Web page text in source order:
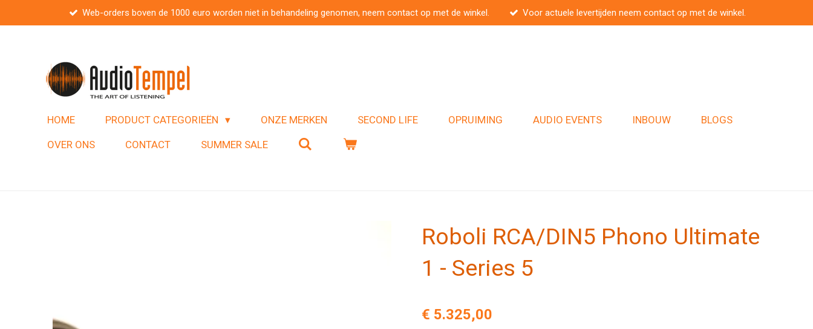
hoofdinhoud
Web-orders boven de 1000 euro worden niet in behandeling genomen, neem contact op met de winkel. Voor actuele levertijden neem contact op met de winkel.
HOME PRODUCT CATEGORIEËN ONZE MERKEN SECOND LIFE OPRUIMING AUDIO EVENTS INBOUW BLOGS
OVER ONS CONTACT SUMMER SALE
Roboli RCA/DIN5 Phono Ultimate
1 - Series 5
€ 5.325,00